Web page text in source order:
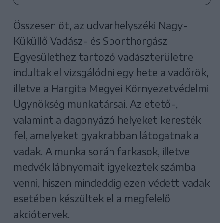
Összesen öt, az udvarhelyszéki Nagy-
Küküllő Vadász- és Sporthorgász
Egyesülethez tartozó vadászterületre
indultak el vizsgálódni egy hete a vadőrök,
illetve a Hargita Megyei Környezetvédelmi
Ügynökség munkatársai. Az etető-,
valamint a dagonyázó helyeket keresték
fel, amelyeket gyakrabban látogatnak a
vadak. A munka során farkasok, illetve
medvék lábnyomait igyekeztek számba
venni, hiszen mindeddig ezen védett vadak
esetében készültek el a megfelelő
akciótervek.